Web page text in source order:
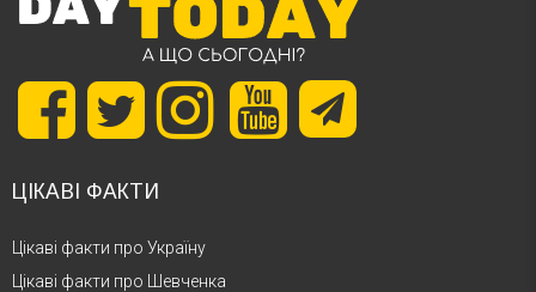
ЦІКАВІ ФАКТИ
Цікаві факти про Україну
Цікаві факти про Шевченка